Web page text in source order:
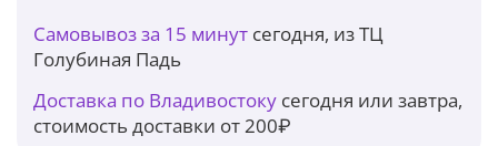
Самовывоз за 15 минут сегодня, из ТЦ
Голубиная Падь
Доставка по Владивостоку сегодня или завтра,
стоимость доставки от 200₽